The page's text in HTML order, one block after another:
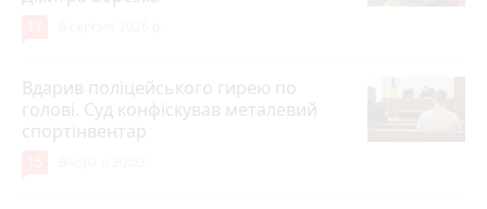
Вдарив поліцейського гирею по
голові. Суд конфіскував металевий
спортінвентар